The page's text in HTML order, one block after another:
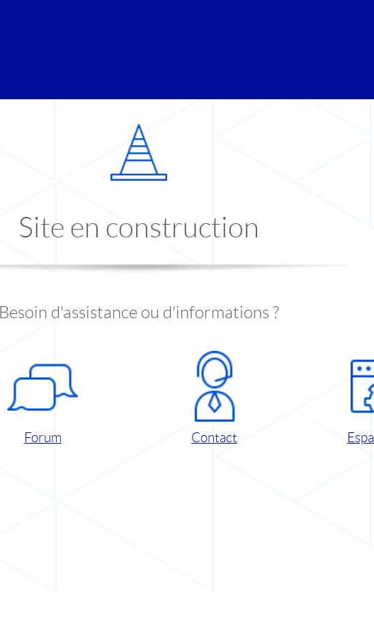
Site en construction
Besoin d'assistance ou d'informations ?
Forum Contact